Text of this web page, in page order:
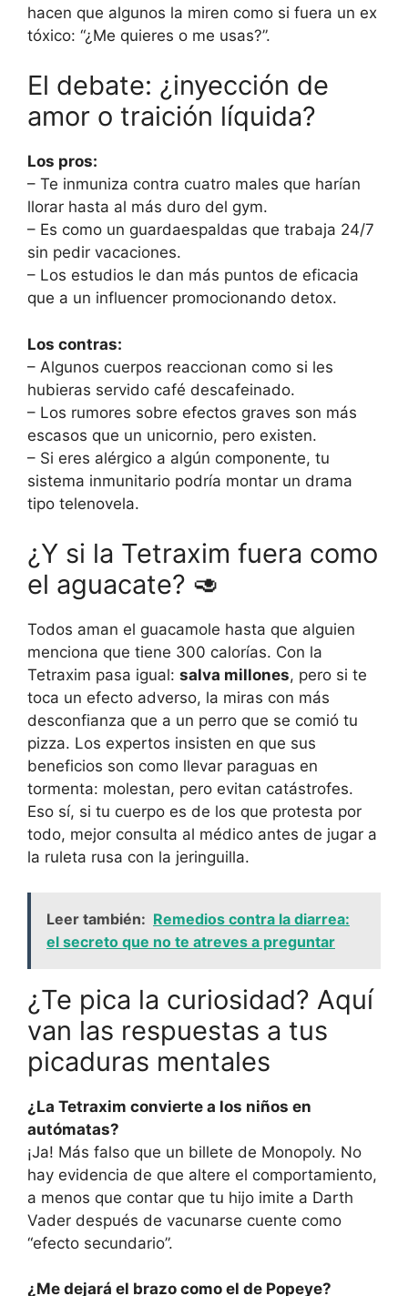
hacen que algunos la miren como si fuera un ex
tóxico: “¿Me quieres o me usas?”.
El debate: ¿inyección de
amor o traición líquida?
Los pros:
– Te inmuniza contra cuatro males que harían
llorar hasta al más duro del gym.
– Es como un guardaespaldas que trabaja 24/7
sin pedir vacaciones.
– Los estudios le dan más puntos de eficacia
que a un influencer promocionando detox.
Los contras:
– Algunos cuerpos reaccionan como si les
hubieras servido café descafeinado.
– Los rumores sobre efectos graves son más
escasos que un unicornio, pero existen.
– Si eres alérgico a algún componente, tu
sistema inmunitario podría montar un drama
tipo telenovela.
¿Y si la Tetraxim fuera como
el aguacate? 🥑
Todos aman el guacamole hasta que alguien
menciona que tiene 300 calorías. Con la
Tetraxim pasa igual: salva millones, pero si te
toca un efecto adverso, la miras con más
desconfianza que a un perro que se comió tu
pizza. Los expertos insisten en que sus
beneficios son como llevar paraguas en
tormenta: molestan, pero evitan catástrofes.
Eso sí, si tu cuerpo es de los que protesta por
todo, mejor consulta al médico antes de jugar a
la ruleta rusa con la jeringuilla.
Leer también: Remedios contra la diarrea:
el secreto que no te atreves a preguntar
¿Te pica la curiosidad? Aquí
van las respuestas a tus
picaduras mentales
¿La Tetraxim convierte a los niños en
autómatas?
¡Ja! Más falso que un billete de Monopoly. No
hay evidencia de que altere el comportamiento,
a menos que contar que tu hijo imite a Darth
Vader después de vacunarse cuente como
“efecto secundario”.
¿Me dejará el brazo como el de Popeye?